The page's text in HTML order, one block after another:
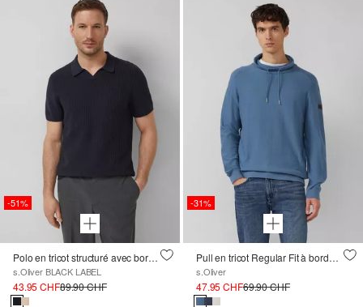
-51%
Polo en tricot structuré avec bordures côtelées
s.Oliver BLACK LABEL
43.95 CHF89.90 CHF
-31%
Pull en tricot Regular Fit à bordure côtelée
s.Oliver
47.95 CHF69.90 CHF